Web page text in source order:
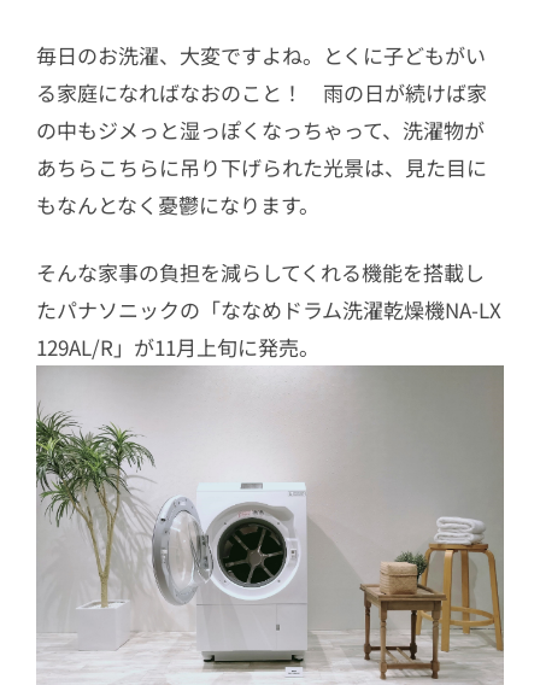
毎日のお洗濯、大変ですよね。とくに子どもがい
る家庭になればなおのこと！ 雨の日が続けば家
の中もジメっと湿っぽくなっちゃって、洗濯物が
あちらこちらに吊り下げられた光景は、見た目に
もなんとなく憂鬱になります。
そんな家事の負担を減らしてくれる機能を搭載し
たパナソニックの「ななめドラム洗濯乾燥機NA-LX
129AL/R」が11月上旬に発売。